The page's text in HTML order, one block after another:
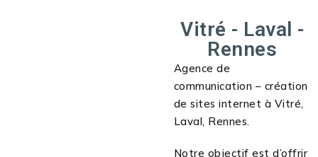
Vitré - Laval -
Rennes
Agence de
communication – création
de sites internet à Vitré,
Laval, Rennes.
Notre objectif est d’offrir